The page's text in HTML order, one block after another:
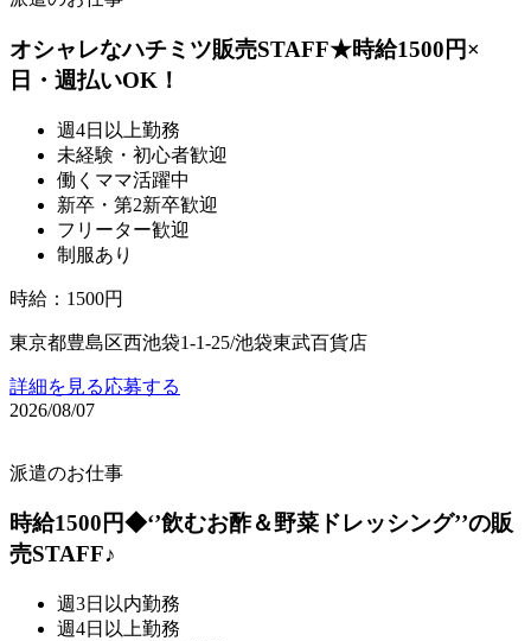
オシャレなハチミツ販売STAFF★時給1500円×
日・週払いOK！
週4日以上勤務
未経験・初心者歓迎
働くママ活躍中
新卒・第2新卒歓迎
フリーター歓迎
制服あり
時給 ： 1500円
東京都豊島区西池袋1-1-25/池袋東武百貨店
詳細を見る応募する
2026/08/07
派遣のお仕事
時給1500円◆‘’飲むお酢＆野菜ドレッシング’’の販
売STAFF♪
週3日以内勤務
週4日以上勤務